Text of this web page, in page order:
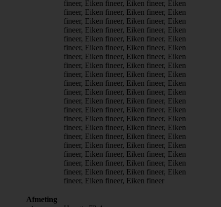
fineer, Eiken fineer, Eiken fineer, Eiken
fineer, Eiken fineer, Eiken fineer, Eiken
fineer, Eiken fineer, Eiken fineer, Eiken
fineer, Eiken fineer, Eiken fineer, Eiken
fineer, Eiken fineer, Eiken fineer, Eiken
fineer, Eiken fineer, Eiken fineer, Eiken
fineer, Eiken fineer, Eiken fineer, Eiken
fineer, Eiken fineer, Eiken fineer, Eiken
fineer, Eiken fineer, Eiken fineer, Eiken
fineer, Eiken fineer, Eiken fineer, Eiken
fineer, Eiken fineer, Eiken fineer, Eiken
fineer, Eiken fineer, Eiken fineer, Eiken
fineer, Eiken fineer, Eiken fineer, Eiken
fineer, Eiken fineer, Eiken fineer, Eiken
fineer, Eiken fineer, Eiken fineer, Eiken
fineer, Eiken fineer, Eiken fineer, Eiken
fineer, Eiken fineer, Eiken fineer, Eiken
fineer, Eiken fineer, Eiken fineer, Eiken
fineer, Eiken fineer, Eiken fineer, Eiken
fineer, Eiken fineer, Eiken fineer, Eiken
fineer, Eiken fineer, Eiken fineer
Afmeting